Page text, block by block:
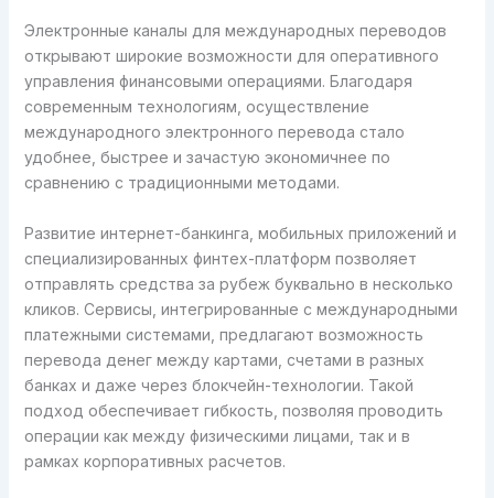
Электронные каналы для международных переводов
открывают широкие возможности для оперативного
управления финансовыми операциями. Благодаря
современным технологиям, осуществление
международного электронного перевода стало
удобнее, быстрее и зачастую экономичнее по
сравнению с традиционными методами.
Развитие интернет-банкинга, мобильных приложений и
специализированных финтех-платформ позволяет
отправлять средства за рубеж буквально в несколько
кликов. Сервисы, интегрированные с международными
платежными системами, предлагают возможность
перевода денег между картами, счетами в разных
банках и даже через блокчейн-технологии. Такой
подход обеспечивает гибкость, позволяя проводить
операции как между физическими лицами, так и в
рамках корпоративных расчетов.